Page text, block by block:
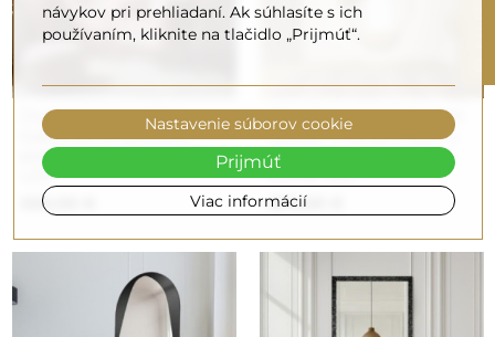
Organické zrkadlo k
toaletnému stolíku s
podsvietením - JASPIS
LED
200,00 €
Zrkadlo s neregulárnym
tvarom v ráme z MDF s
osvetlením - JASPIS V
RÁME LED
290,00 €
návykov pri prehliadaní. Ak súhlasíte s ich
používaním, kliknite na tlačidlo „Prijmúť“.
Viac informácií
Nastavenie súborov cookie
Prijmúť